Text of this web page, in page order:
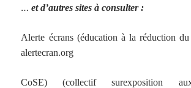
…et d’autres sites à consulter :
Alerte écrans (éducation à la réduction
alertecran.org
CoSE) (collectif surexposition